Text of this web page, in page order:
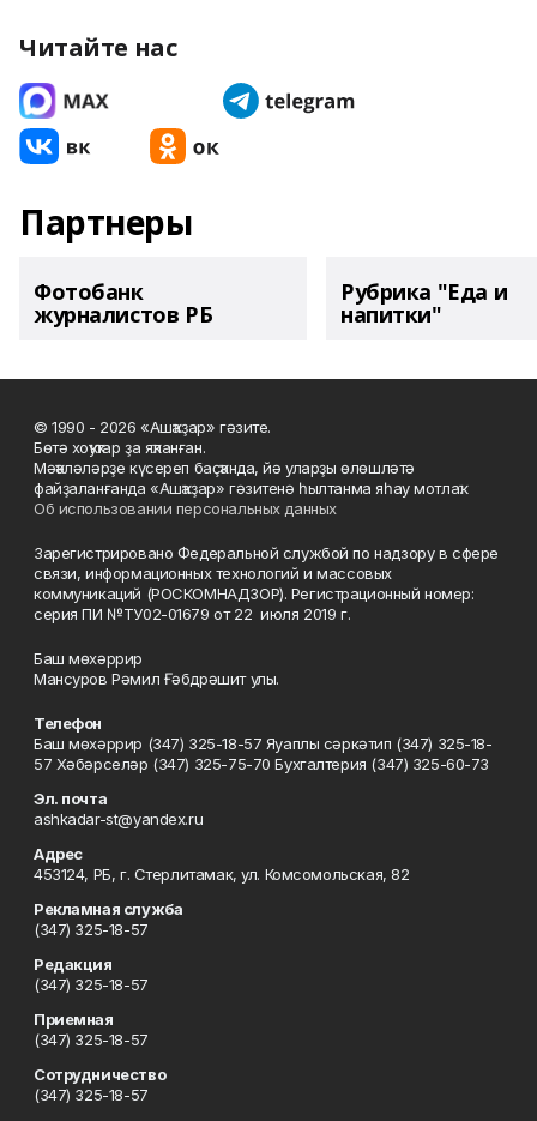
Читайте нас
Партнеры
Фотобанк
журналистов РБ
Рубрика "Еда и
напитки"
© 1990 - 2026 «Ашҡаҙар» гәзите.
Бөтә хоҡуҡтар ҙа яҡланған.
Мәҡәләләрҙе күсереп баҫҡанда, йә уларҙы өлөшләтә
файҙаланғанда «Ашҡаҙар» гәзитенә һылтанма яһау мотлаҡ.
Об использовании персональных данных
Зарегистрировано Федеральной службой по надзору в сфере
связи, информационных технологий и массовых
коммуникаций (РОСКОМНАДЗОР). Регистрационный номер:
серия ПИ №ТУ02-01679 от 22 июля 2019 г.
Баш мөхәррир
Мансуров Рәмил Ғәбдрәшит улы.
Телефон
Баш мөхәррир (347) 325-18-57 Яуаплы сәркәтип (347) 325-18-
57 Хәбәрселәр (347) 325-75-70 Бухгалтерия (347) 325-60-73
Эл. почта
ashkadar-st@yandex.ru
Адрес
453124, РБ, г. Стерлитамак, ул. Комсомольская, 82
Рекламная служба
(347) 325-18-57
Редакция
(347) 325-18-57
Приемная
(347) 325-18-57
Сотрудничество
(347) 325-18-57